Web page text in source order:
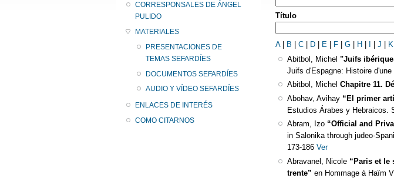
CORRESPONSALES DE ÁNGEL
PULIDO
MATERIALES
PRESENTACIONES DE
TEMAS SEFARDÍES
DOCUMENTOS SEFARDÍES
AUDIO Y VÍDEO SEFARDÍES
ENLACES DE INTERÉS
COMO CITARNOS
Título
A B C D E F G H J K
Abitbol, Michel "Juifs
Juifs d'Espagne: Histoire
Abitbol, Michel Chapitre 11.
Abohav, Avihay “El primer
Estudios Árabes y Hebraicos.
Abram, Izo “Official and
in Salonika through judeo-
173-186 Ver
Abravanel, Nicole “Paris et le
trente” en Hommage à Haïm